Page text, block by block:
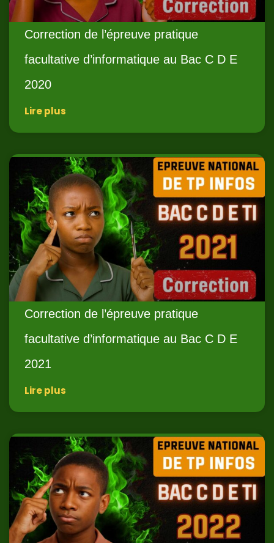
Correction de l’épreuve pratique
facultative d’informatique au Bac C D E
2020
Lire plus
Correction de l’épreuve pratique
facultative d’informatique au Bac C D E
2021
Lire plus